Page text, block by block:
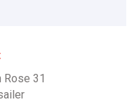
Rose 31